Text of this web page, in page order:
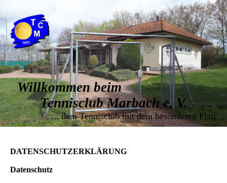
Willkommen beim
Tennisclub Marbach e. V.
... dem Tennisclub mit dem besonderen Flair
DATENSCHUTZERKLÄRUNG
Datenschutz